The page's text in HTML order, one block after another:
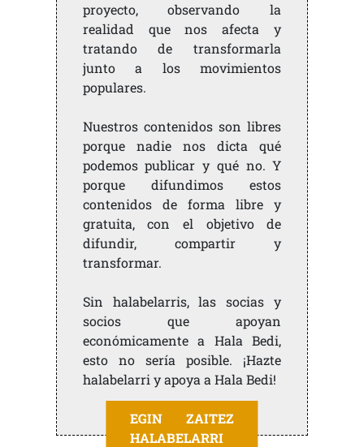
proyecto, observando la
realidad que nos afecta y
tratando de transformarla
junto a los movimientos
populares.
Nuestros contenidos son libres
porque nadie nos dicta qué
podemos publicar y qué no. Y
porque difundimos estos
contenidos de forma libre y
gratuita, con el objetivo de
difundir, compartir y
transformar.
Sin halabelarris, las socias y
socios que apoyan
económicamente a Hala Bedi,
esto no sería posible. ¡Hazte
halabelarri y apoya a Hala Bedi!
EGIN ZAITEZ
HALABELARRI